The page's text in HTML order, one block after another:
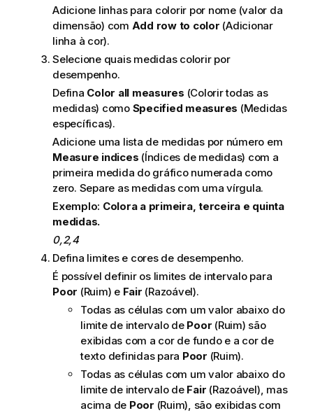
Adicione linhas para colorir por nome (valor da
dimensão) com Add row to color (Adicionar
linha à cor).
Selecione quais medidas colorir por
desempenho.
Defina Color all measures (Colorir todas as
medidas) como Specified measures (Medidas
específicas).
Adicione uma lista de medidas por número em
Measure indices (Índices de medidas) com a
primeira medida do gráfico numerada como
zero. Separe as medidas com uma vírgula.
Exemplo: Colora a primeira, terceira e quinta
medidas.
0,2,4
Defina limites e cores de desempenho.
É possível definir os limites de intervalo para
Poor (Ruim) e Fair (Razoável).
Todas as células com um valor abaixo do
limite de intervalo de Poor (Ruim) são
exibidas com a cor de fundo e a cor de
texto definidas para Poor (Ruim).
Todas as células com um valor abaixo do
limite de intervalo de Fair (Razoável), mas
acima de Poor (Ruim), são exibidas com